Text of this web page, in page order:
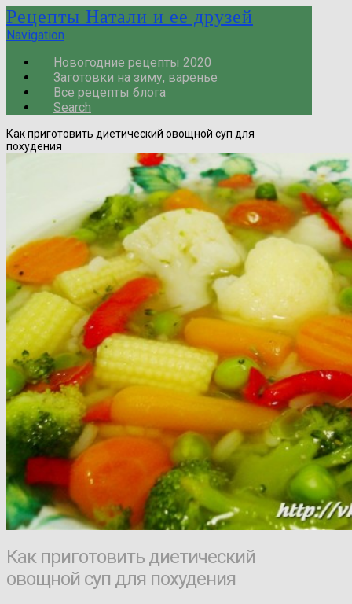
Рецепты Натали и ее друзей
Navigation
Новогодние рецепты 2020
Заготовки на зиму, варенье
Все рецепты блога
Search
Как приготовить диетический овощной суп для
похудения
Как приготовить диетический
овощной суп для похудения